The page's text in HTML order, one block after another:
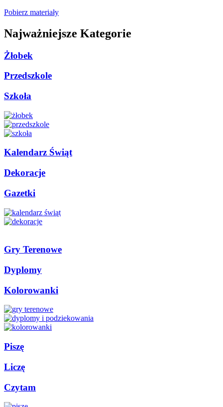
Pobierz materiały
Najważniejsze Kategorie
Żłobek
Przedszkole
Szkoła
Kalendarz Świąt
Dekoracje
Gazetki
Gry Terenowe
Dyplomy
Kolorowanki
Piszę
Liczę
Czytam